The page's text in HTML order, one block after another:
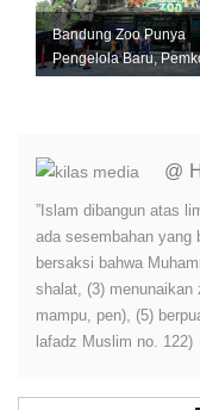
Bandung Zoo Punya
Pengelola Baru,
Bandung Siapkan
@
”Islam dibangun atas
ada sesembahan yang
bersaksi bahwa
shalat, (3)
mampu, pen), (5)
lafadz Muslim no. 122)